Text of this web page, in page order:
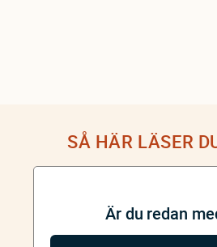
SÅ HÄR LÄSER
Är du redan